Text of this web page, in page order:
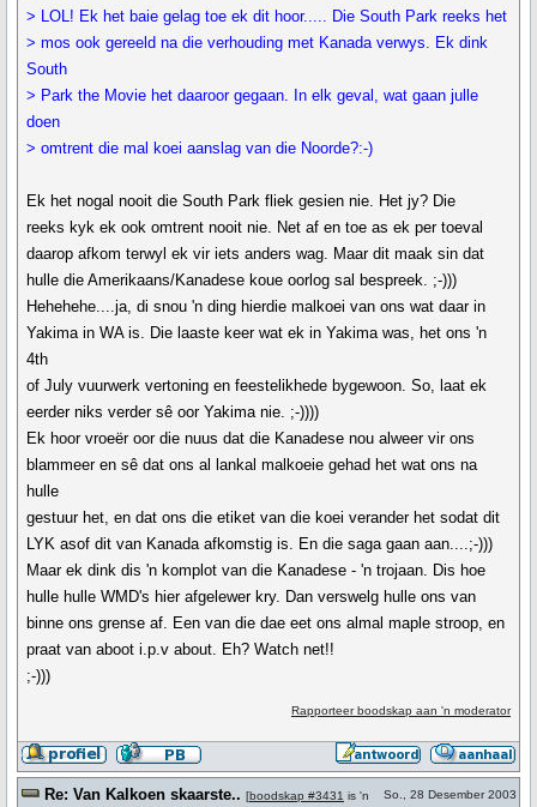
> LOL! Ek het baie gelag toe ek dit hoor..... Die South Park reeks het
> mos ook gereeld na die verhouding met Kanada verwys. Ek dink
South
> Park the Movie het daaroor gegaan. In elk geval, wat gaan julle
doen
> omtrent die mal koei aanslag van die Noorde?:-)
Ek het nogal nooit die South Park fliek gesien nie. Het jy? Die
reeks kyk ek ook omtrent nooit nie. Net af en toe as ek per toeval
daarop afkom terwyl ek vir iets anders wag. Maar dit maak sin dat
hulle die Amerikaans/Kanadese koue oorlog sal bespreek. ;-)))
Hehehehe....ja, di snou 'n ding hierdie malkoei van ons wat daar in
Yakima in WA is. Die laaste keer wat ek in Yakima was, het ons 'n
4th
of July vuurwerk vertoning en feestelikhede bygewoon. So, laat ek
eerder niks verder sê oor Yakima nie. ;-))))
Ek hoor vroeër oor die nuus dat die Kanadese nou alweer vir ons
blammeer en sê dat ons al lankal malkoeie gehad het wat ons na
hulle
gestuur het, en dat ons die etiket van die koei verander het sodat dit
LYK asof dit van Kanada afkomstig is. En die saga gaan aan....;-)))
Maar ek dink dis 'n komplot van die Kanadese - 'n trojaan. Dis hoe
hulle hulle WMD's hier afgelewer kry. Dan verswelg hulle ons van
binne ons grense af. Een van die dae eet ons almal maple stroop, en
praat van aboot i.p.v about. Eh? Watch net!!
;-)))
Rapporteer boodskap aan 'n moderator
Re: Van Kalkoen skaarste.. [boodskap #3431 is 'n
So., 28 Desember 2003